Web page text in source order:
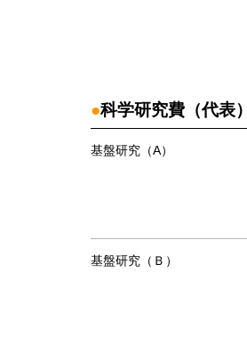
●科学研究費（代表
基盤研究（A）
基盤研究（Ｂ）